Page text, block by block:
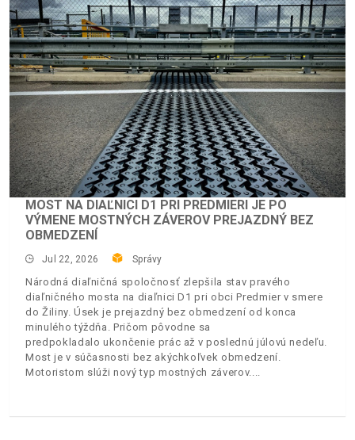
MOST NA DIAĽNICI D1 PRI PREDMIERI JE PO
VÝMENE MOSTNÝCH ZÁVEROV PREJAZDNÝ BEZ
OBMEDZENÍ
Jul 22, 2026 Správy
Národná diaľničná spoločnosť zlepšila stav pravého
diaľničného mosta na diaľnici D1 pri obci Predmier v smere
do Žiliny. Úsek je prejazdný bez obmedzení od konca
minulého týždňa. Pričom pôvodne sa
predpokladalo ukončenie prác až v poslednú júlovú nedeľu.
Most je v súčasnosti bez akýchkoľvek obmedzení.
Motoristom slúži nový typ mostných záverov.